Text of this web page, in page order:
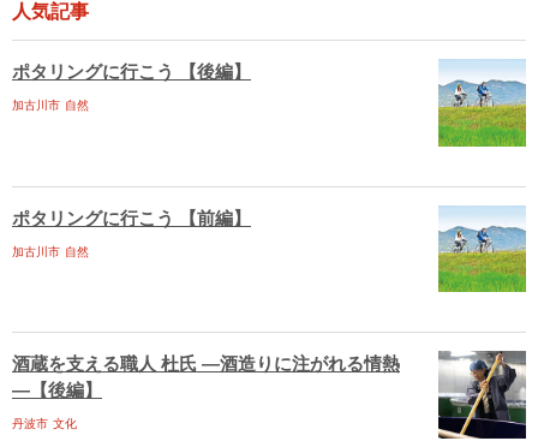
人気記事
ポタリングに行こう 【後編】
加古川市 自然
ポタリングに行こう 【前編】
加古川市 自然
酒蔵を支える職人 杜氏 ―酒造りに注がれる情熱
―【後編】
丹波市 文化